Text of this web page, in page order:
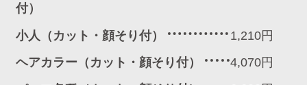
付）
小人（カット・顔そり付）
1,210円
ヘアカラー（カット・顔そり付）
4,070円